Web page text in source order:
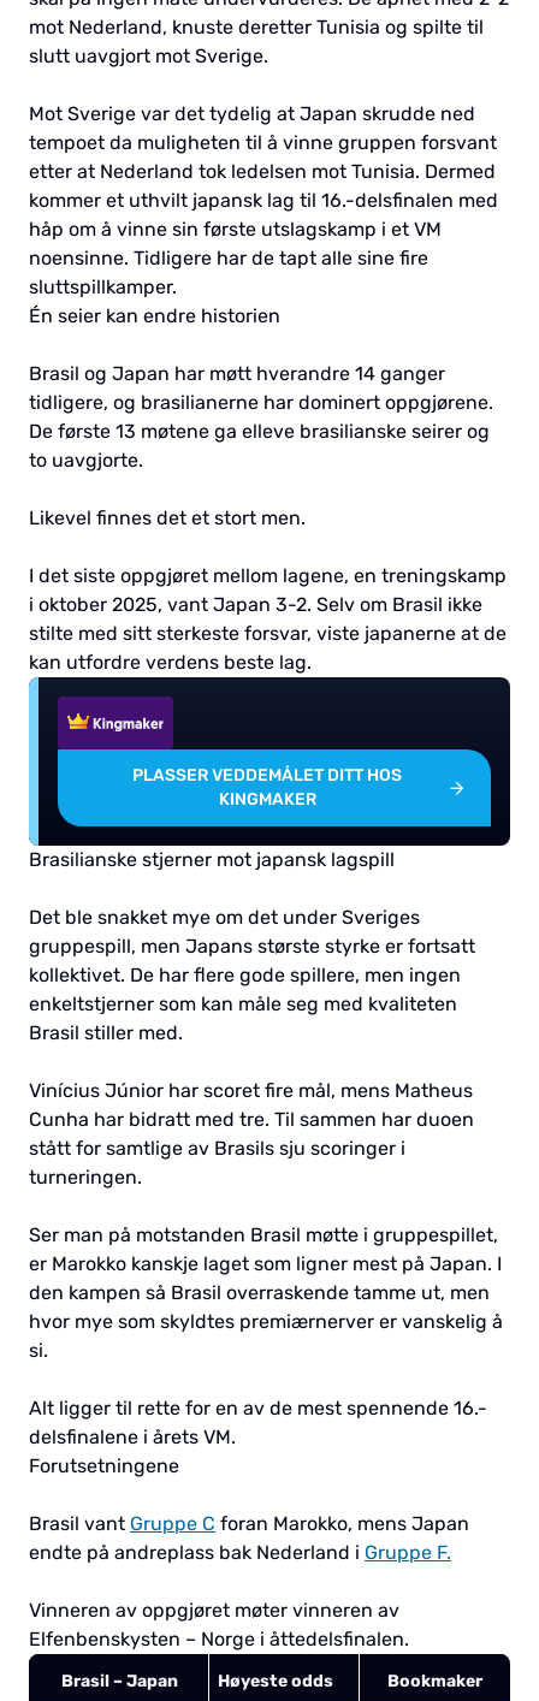
mot Nederland, knuste deretter Tunisia og spilte til
slutt uavgjort mot Sverige.
Mot Sverige var det tydelig at Japan skrudde ned
tempoet da muligheten til å vinne gruppen forsvant
etter at Nederland tok ledelsen mot Tunisia. Dermed
kommer et uthvilt japansk lag til 16.-delsfinalen med
håp om å vinne sin første utslagskamp i et VM
noensinne. Tidligere har de tapt alle sine fire
sluttspillkamper.
Én seier kan endre historien
Brasil og Japan har møtt hverandre 14 ganger
tidligere, og brasilianerne har dominert oppgjørene.
De første 13 møtene ga elleve brasilianske seirer og
to uavgjorte.
Likevel finnes det et stort men.
I det siste oppgjøret mellom lagene, en treningskamp
i oktober 2025, vant Japan 3-2. Selv om Brasil ikke
stilte med sitt sterkeste forsvar, viste japanerne at de
kan utfordre verdens beste lag.
PLASSER VEDDEMÅLET DITT HOS
KINGMAKER
Brasilianske stjerner mot japansk lagspill
Det ble snakket mye om det under Sveriges
gruppespill, men Japans største styrke er fortsatt
kollektivet. De har flere gode spillere, men ingen
enkeltstjerner som kan måle seg med kvaliteten
Brasil stiller med.
Vinícius Júnior har scoret fire mål, mens Matheus
Cunha har bidratt med tre. Til sammen har duoen
stått for samtlige av Brasils sju scoringer i
turneringen.
Ser man på motstanden Brasil møtte i gruppespillet,
er Marokko kanskje laget som ligner mest på Japan. I
den kampen så Brasil overraskende tamme ut, men
hvor mye som skyldtes premiærnerver er vanskelig å
si.
Alt ligger til rette for en av de mest spennende 16.-
delsfinalene i årets VM.
Forutsetningene
Brasil vant Gruppe C foran Marokko, mens Japan
endte på andreplass bak Nederland i Gruppe F.
Vinneren av oppgjøret møter vinneren av
Elfenbenskysten – Norge i åttedelsfinalen.
Brasil – Japan Høyeste odds Bookmaker